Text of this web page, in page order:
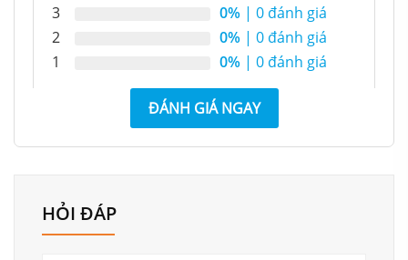
3 0% | 0 đánh giá
2
0% | 0 đánh giá
1
0% | 0 đánh giá
ĐÁNH GIÁ NGAY
HỎI ĐÁP